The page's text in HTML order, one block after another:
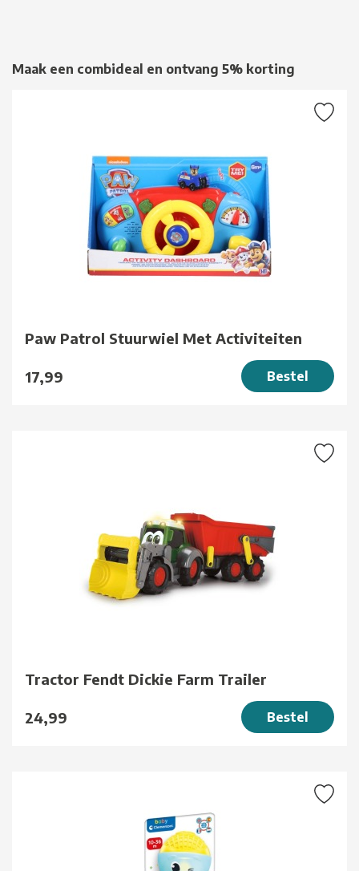
Maak een combideal en ontvang 5% korting
Paw Patrol Stuurwiel Met Activiteiten
17,99 Bestel
Tractor Fendt Dickie Farm Trailer
24,99 Bestel